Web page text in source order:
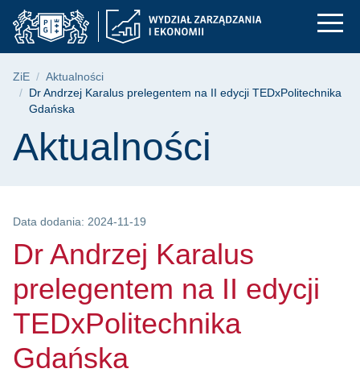
Przejdź
do
menu
Przejdź
do
wyszukiwarki
Przejdź
do
treści
Dr Andrzej Karalus
Ścieżka nawigacyjna
ZiE
Aktualności
Dr Andrzej Karalus prelegentem na II edycji TEDxPolitechnika
Gdańska
Treść strony
Aktualności
Data dodania: 2024-11-19
Dr Andrzej Karalus
prelegentem na II edycji
TEDxPolitechnika
Gdańska